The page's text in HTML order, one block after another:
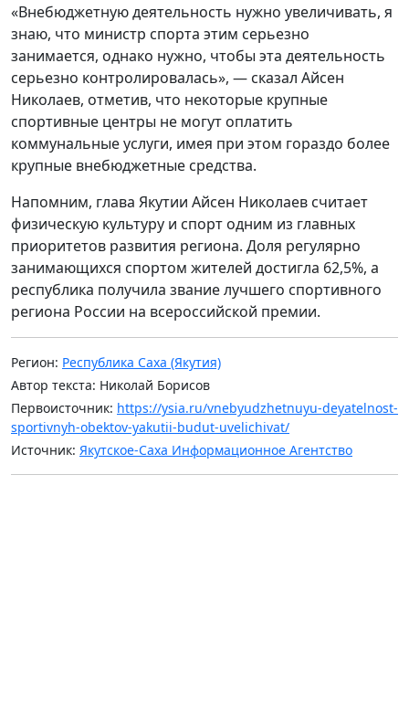
«Внебюджетную деятельность нужно увеличивать, я
знаю, что министр спорта этим серьезно
занимается, однако нужно, чтобы эта деятельность
серьезно контролировалась», — сказал Айсен
Николаев, отметив, что некоторые крупные
спортивные центры не могут оплатить
коммунальные услуги, имея при этом гораздо более
крупные внебюджетные средства.
Напомним, глава Якутии Айсен Николаев считает
физическую культуру и спорт одним из главных
приоритетов развития региона. Доля регулярно
занимающихся спортом жителей достигла 62,5%, а
республика получила звание лучшего спортивного
региона России на всероссийской премии.
Регион: Республика Саха (Якутия)
Автор текста: Николай Борисов
Первоисточник: https://ysia.ru/vnebyudzhetnuyu-deyatelnost-
sportivnyh-obektov-yakutii-budut-uvelichivat/
Источник: Якутское-Саха Информационное Агентство